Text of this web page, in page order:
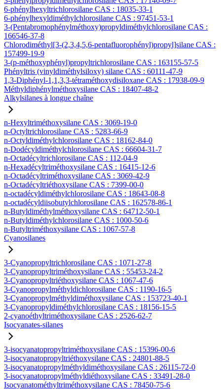
6-phénylhexyltrichlorosilane CAS : 18035-33-1
6-phénylhexyldiméthylchlorosilane CAS : 97451-53-1
3-(Pentabromophénylméthoxy)propyldiméthylchlorosilane CAS :
166546-37-8
Chlorodiméthyl[3-(2,3,4,5,6-pentafluorophényl)propyl]silane CAS :
157499-19-9
3-(p-méthoxyphényl)propyltrichlorosilane CAS : 163155-57-5
Phényltris (vinyldiméthylsiloxy) silane CAS : 60111-47-9
1,3-Diphényl-1,1,3,3-tétraméthoxydisiloxane CAS : 17938-09-9
Méthyldiphénylméthoxysilane CAS : 18407-48-2
Alkylsilanes à longue chaîne
n-Hexyltriméthoxysilane CAS : 3069-19-0
n-Octyltrichlorosilane CAS : 5283-66-9
n-Octyldiméthylchlorosilane CAS : 18162-84-0
n-Dodécyldiméthylchlorosilane CAS : 66604-31-7
n-Octadécyltrichlorosilane CAS : 112-04-9
n-Hexadécyltriméthoxysilane CAS : 16415-12-6
n-Octadécyltriméthoxysilane CAS : 3069-42-9
n-Octadécyltriéthoxysilane CAS : 7399-00-0
n-octadécyldiméthylchlorosilane CAS : 18643-08-8
n-octadécyldiisobutylchlorosilane CAS : 162578-86-1
n-Butyldiméthylméthoxysilane CAS : 64712-50-1
n-Butyldiméthylchlorosilane CAS : 1000-50-6
n-Butyltriméthoxysilane CAS : 1067-57-8
Cyanosilanes
3-Cyanopropyltrichlorosilane CAS : 1071-27-8
3-Cyanopropyltriméthoxysilane CAS : 55453-24-2
3-Cyanopropyltriéthoxysilane CAS : 1067-47-6
3-Cyanopropylméthyldichlorosilane CAS : 1190-16-5
3-Cyanopropylméthyldiméthoxysilane CAS : 153723-40-1
3-Cyanopropyldiméthylchlorosilane CAS : 18156-15-5
2-cyanoéthyltriméthoxysilane CAS : 2526-62-7
Isocyanates-silanes
3-isocyanatopropyltriméthoxysilane CAS : 15396-00-6
3-isocyanatopropyltriéthoxysilane CAS : 24801-88-5
3-isocyanatopropylméthyldiméthoxysilane CAS : 26115-72-0
3-isocyanatopropylméthyldiéthoxysilane CAS : 33491-28-0
Isocyanatométhyltriméthoxysilane CAS : 78450-75-6